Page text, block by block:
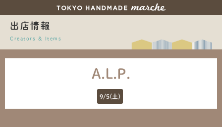
出店情報
Creators & Items
A.L.P.
9/5(土)